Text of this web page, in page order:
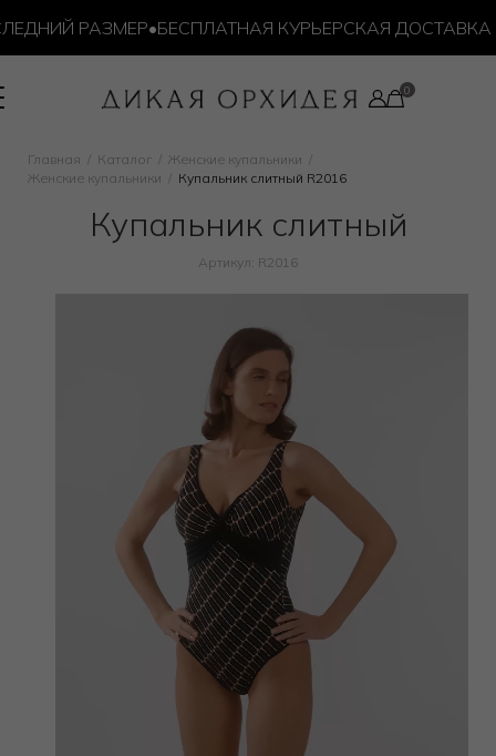
РАЗМЕР•БЕСПЛАТНАЯ КУРЬЕРСКАЯ ДОСТАВКА ОТ
Главная Каталог
Женские купальники
Женские купальники
Купальник слитный R2016
Купальник слитный
Артикул: R2016